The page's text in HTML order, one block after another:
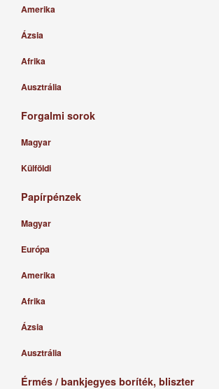
Amerika
Ázsia
Afrika
Ausztrália
Forgalmi sorok
Magyar
Külföldi
Papírpénzek
Magyar
Európa
Amerika
Afrika
Ázsia
Ausztrália
Érmés / bankjegyes boríték, bliszter